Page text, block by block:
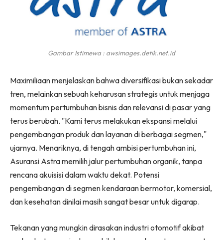
Gambar Istimewa : awsimages.detik.net.id
Maximiliaan menjelaskan bahwa diversifikasi bukan sekadar
tren, melainkan sebuah keharusan strategis untuk menjaga
momentum pertumbuhan bisnis dan relevansi di pasar yang
terus berubah. "Kami terus melakukan ekspansi melalui
pengembangan produk dan layanan di berbagai segmen,"
ujarnya. Menariknya, di tengah ambisi pertumbuhan ini,
Asuransi Astra memilih jalur pertumbuhan organik, tanpa
rencana akuisisi dalam waktu dekat. Potensi
pengembangan di segmen kendaraan bermotor, komersial,
dan kesehatan dinilai masih sangat besar untuk digarap.
Tekanan yang mungkin dirasakan industri otomotif akibat